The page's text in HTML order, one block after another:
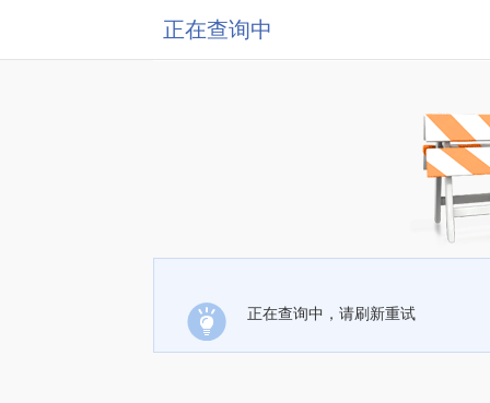
正在查询中
正在查询中，请刷新重试